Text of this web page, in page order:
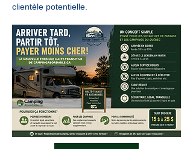
clientèle potentielle.